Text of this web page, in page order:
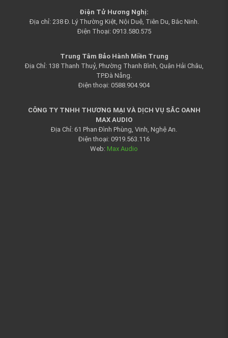
Điện Tử Hương Nghị:
Địa chỉ: 238 Đ. Lý Thường Kiệt, Nội Duệ, Tiên Du, Bắc Ninh.
Điện Thoại: 0913.580.575
Trung Tâm Bảo Hành Miền Trung
Địa Chỉ: 138 Thanh Thuỷ, Phường Thanh Bình, Quận Hải Châu,
TP.Đà Nẵng.
Điện thoại: 0588.904.904
CÔNG TY TNHH THƯƠNG MẠI VÀ DỊCH VỤ SẮC OANH
MAX AUDIO
Địa Chỉ: 61 Phan Đình Phùng, Vinh, Nghệ An.
Điện thoại: 0919.563.116
Web: Max Audio